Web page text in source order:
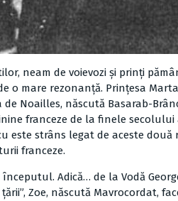
neam de voievozi şi prinţi
o mare rezonanţă. Prinţesa
de Noailles, născută Basarab-
franceze de la finele
este strâns legat de aceste
franceze.
Adică… de la Vodă
Zoe, născută Mavrocordat,